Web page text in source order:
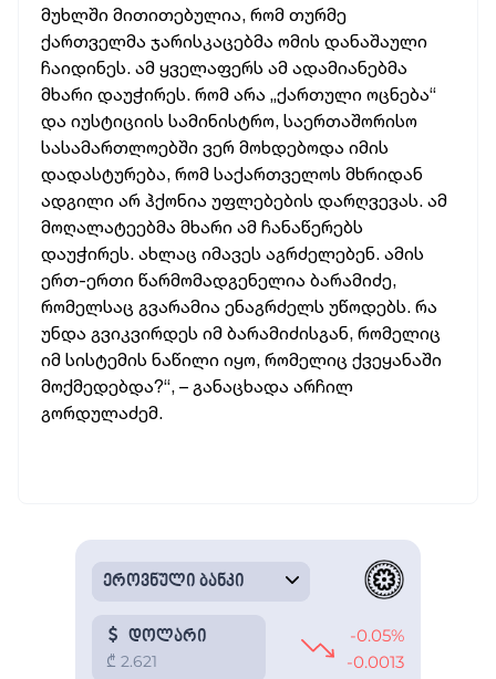
მუხლში მითითებულია, რომ თურმე
ქართველმა ჯარისკაცებმა ომის დანაშაული
ჩაიდინეს. ამ ყველაფერს ამ ადამიანებმა
მხარი დაუჭირეს. რომ არა „ქართული ოცნება“
და იუსტიციის სამინისტრო, საერთაშორისო
სასამართლოებში ვერ მოხდებოდა იმის
დადასტურება, რომ საქართველოს მხრიდან
ადგილი არ ჰქონია უფლებების დარღვევას. ამ
მოღალატეებმა მხარი ამ ჩანაწერებს
დაუჭირეს. ახლაც იმავეს აგრძელებენ. ამის
ერთ-ერთი წარმომადგენელია ბარამიძე,
რომელსაც გვარამია ენაგრძელს უწოდებს. რა
უნდა გვიკვირდეს იმ ბარამიძისგან, რომელიც
იმ სისტემის ნაწილი იყო, რომელიც ქვეყანაში
მოქმედებდა?“, – განაცხადა არჩილ
გორდულაძემ.